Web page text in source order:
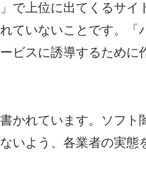
で上位に出てくるサイ
ていないことです。「
ビスに誘導するため
かれています。ソフ
いよう、各業者の実